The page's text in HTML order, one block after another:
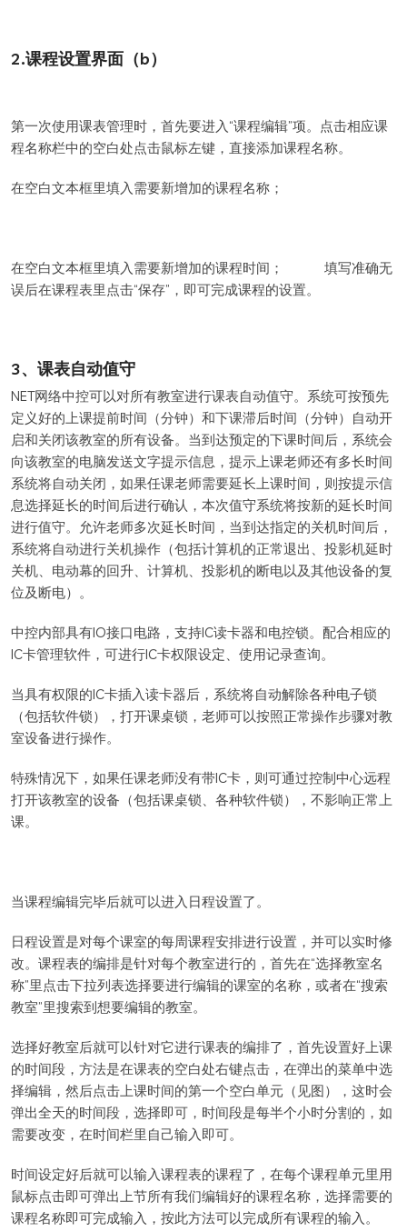
2.课程设置界面（b）
第一次使用课表管理时，首先要进入“课程编辑”项。点击相应课
程名称栏中的空白处点击鼠标左键，直接添加课程名称。
在空白文本框里填入需要新增加的课程名称；
在空白文本框里填入需要新增加的课程时间； 填写准确无
误后在课程表里点击“保存”，即可完成课程的设置。
3、课表自动值守
NET网络中控可以对所有教室进行课表自动值守。系统可按预先
定义好的上课提前时间（分钟）和下课滞后时间（分钟）自动开
启和关闭该教室的所有设备。当到达预定的下课时间后，系统会
向该教室的电脑发送文字提示信息，提示上课老师还有多长时间
系统将自动关闭，如果任课老师需要延长上课时间，则按提示信
息选择延长的时间后进行确认，本次值守系统将按新的延长时间
进行值守。允许老师多次延长时间，当到达指定的关机时间后，
系统将自动进行关机操作（包括计算机的正常退出、投影机延时
关机、电动幕的回升、计算机、投影机的断电以及其他设备的复
位及断电）。
中控内部具有IO接口电路，支持IC读卡器和电控锁。配合相应的
IC卡管理软件，可进行IC卡权限设定、使用记录查询。
当具有权限的IC卡插入读卡器后，系统将自动解除各种电子锁
（包括软件锁），打开课桌锁，老师可以按照正常操作步骤对教
室设备进行操作。
特殊情况下，如果任课老师没有带IC卡，则可通过控制中心远程
打开该教室的设备（包括课桌锁、各种软件锁），不影响正常上
课。
当课程编辑完毕后就可以进入日程设置了。
日程设置是对每个课室的每周课程安排进行设置，并可以实时修
改。课程表的编排是针对每个教室进行的，首先在“选择教室名
称”里点击下拉列表选择要进行编辑的课室的名称，或者在“搜索
教室”里搜索到想要编辑的教室。
选择好教室后就可以针对它进行课表的编排了，首先设置好上课
的时间段，方法是在课表的空白处右键点击，在弹出的菜单中选
择编辑，然后点击上课时间的第一个空白单元（见图），这时会
弹出全天的时间段，选择即可，时间段是每半个小时分割的，如
需要改变，在时间栏里自己输入即可。
时间设定好后就可以输入课程表的课程了，在每个课程单元里用
鼠标点击即可弹出上节所有我们编辑好的课程名称，选择需要的
课程名称即可完成输入，按此方法可以完成所有课程的输入。